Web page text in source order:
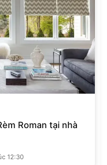
Roman tại nhà
12:30